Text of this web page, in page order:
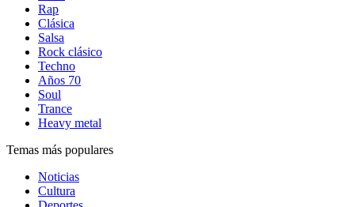
Rap
Clásica
Salsa
Rock clásico
Techno
Años 70
Soul
Trance
Heavy metal
Temas más populares
Noticias
Cultura